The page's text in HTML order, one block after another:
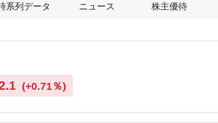
系列データ ニュース 株主優待
(+0.71％)